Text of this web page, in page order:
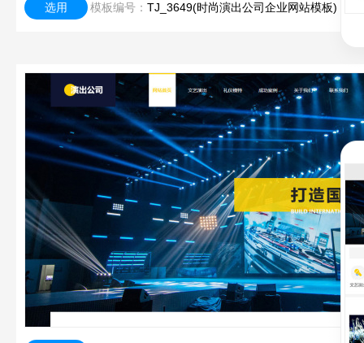
选用 模板编号： TJ_3649(时尚演出公司企业网站模板)